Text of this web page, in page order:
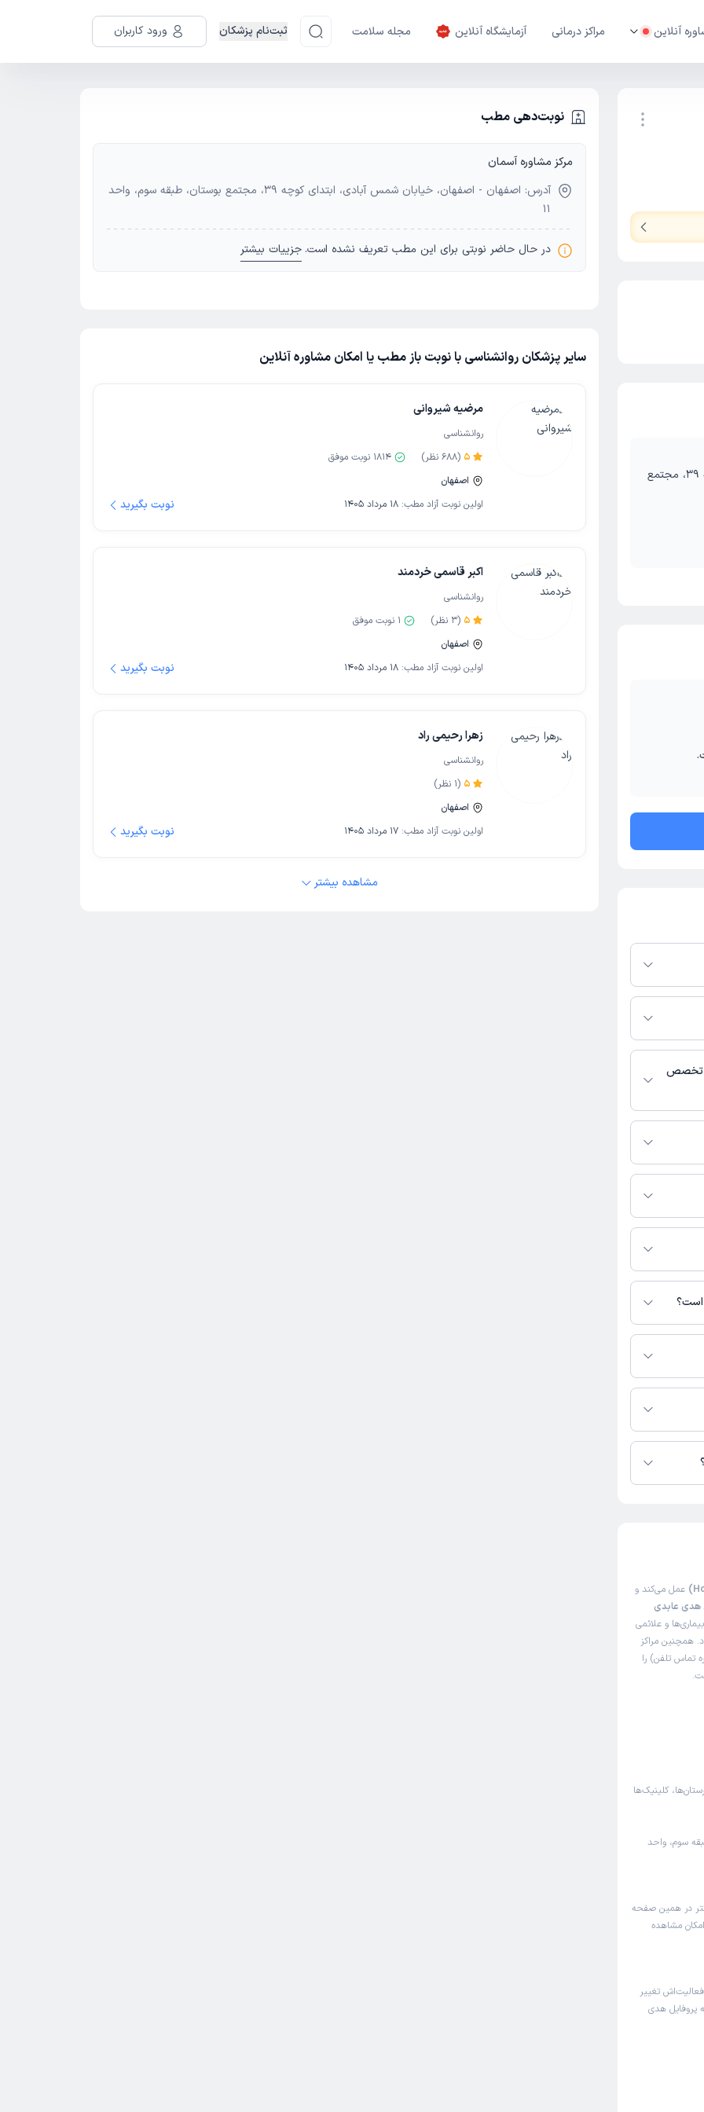
آنلاین مراکز درمانی آزمایشگاه آنلاین مجله سلامت ثبت‌نام پزشکان ورود کاربران
نوبت‌دهی مطب
مرکز مشاوره آسمان
آدرس: اصفهان - اصفهان، خیابان شمس آبادی، ابتدای کوچه 39، مجتمع بوستان، طبقه سوم، واحد
11
در حال حاضر نوبتی برای این مطب تعریف نشده است. جزییات بیشتر
سایر پزشکان روانشناسی با نوبت باز مطب یا امکان مشاوره آنلاین
مرضیه شیروانی
روانشناسی
5
(
688 نظر) 1814 نوبت موفق
اصفهان
اولین نوبت آزاد مطب: 18 مرداد 1405 نوبت بگیرید
اکبر قاسمی خردمند
روانشناسی
5
(
3 نظر) 1 نوبت موفق
اصفهان
اولین نوبت آزاد مطب: 18 مرداد 1405 نوبت بگیرید
زهرا رحیمی راد
روانشناسی
5
(
1 نظر)
اصفهان
اولین نوبت آزاد مطب: 17 مرداد 1405 نوبت بگیرید
مشاهده بیشتر
اصفهان، خیابان شمس آبادی، ابتدای کوچه 39، مجتمع
باشند،
بودن پروفایل
پزشکی و
تخصص
فعالیت می‌کنند.
برای
است.
است؟
در دسترس نیست.
عمل می‌کند و
هدی عابدی
و علائمی
همچنین مراکز
تماس تلفن) را
کلینیک‌ها
مجتمع بوستان، طبقه سوم، واحد
در همین صفحه
مشاهده
تغییر
پروفایل هدی